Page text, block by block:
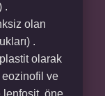
.
olan
.
olarak
eozinofil ve
lenfosit. öne